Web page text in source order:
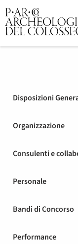
Parco
Disposizioni
Organizzazione
Consulenti e
Personale
Bandi di Concorso
Performance